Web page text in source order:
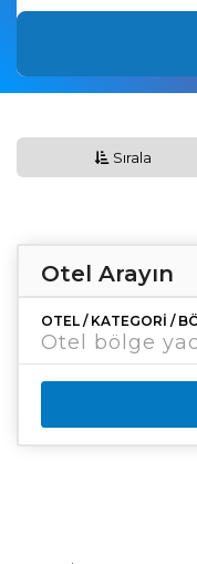
Sırala
Otel Arayın
OTEL / KATEGORI /